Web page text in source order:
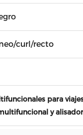
curl/recto
para
y